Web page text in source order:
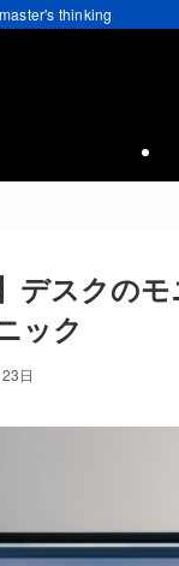
thinking
デスクの
ック
日